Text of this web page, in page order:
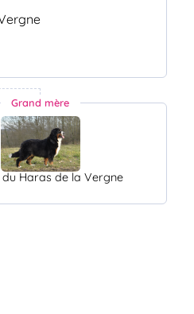
Grand mère
Haras de la Vergne